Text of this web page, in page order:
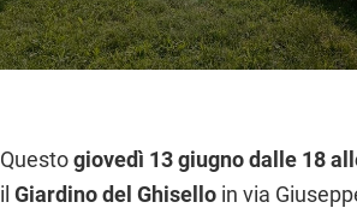
Questogiovedì 13 giugno dalle 18
il Giardino del Ghisello in via